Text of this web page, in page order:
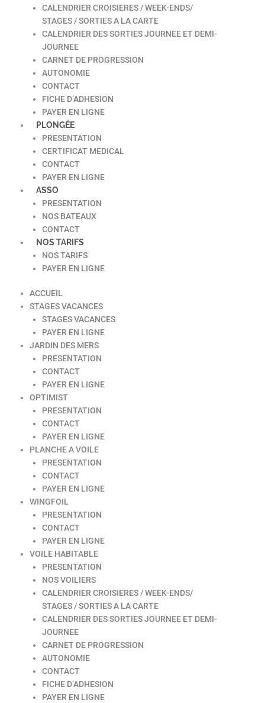
CALENDRIER CROISIERES / WEEK-ENDS/
STAGES / SORTIES A LA CARTE
CALENDRIER DES SORTIES JOURNEE ET DEMI-
JOURNEE
CARNET DE PROGRESSION
AUTONOMIE
CONTACT
FICHE D’ADHESION
PAYER EN LIGNE
PLONGÉE
PRESENTATION
CERTIFICAT MEDICAL
CONTACT
PAYER EN LIGNE
ASSO
PRESENTATION
NOS BATEAUX
CONTACT
NOS TARIFS
NOS TARIFS
PAYER EN LIGNE
ACCUEIL
STAGES VACANCES
STAGES VACANCES
PAYER EN LIGNE
JARDIN DES MERS
PRESENTATION
CONTACT
PAYER EN LIGNE
OPTIMIST
PRESENTATION
CONTACT
PAYER EN LIGNE
PLANCHE A VOILE
PRESENTATION
CONTACT
PAYER EN LIGNE
WINGFOIL
PRESENTATION
CONTACT
PAYER EN LIGNE
VOILE HABITABLE
PRESENTATION
NOS VOILIERS
CALENDRIER CROISIERES / WEEK-ENDS/
STAGES / SORTIES A LA CARTE
CALENDRIER DES SORTIES JOURNEE ET DEMI-
JOURNEE
CARNET DE PROGRESSION
AUTONOMIE
CONTACT
FICHE D’ADHESION
PAYER EN LIGNE